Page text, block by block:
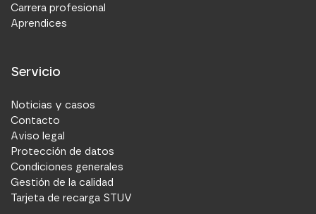
Carrera profesional
Aprendices
Servicio
Noticias y casos
Contacto
Aviso legal
Protección de datos
Condiciones generales
Gestión de la calidad
Tarjeta de recarga STUV